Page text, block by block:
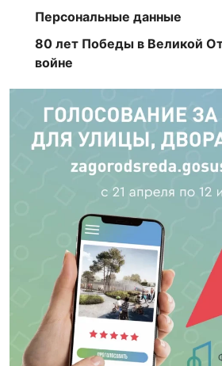
Персональные данные
80 лет Победы в Великой
войне